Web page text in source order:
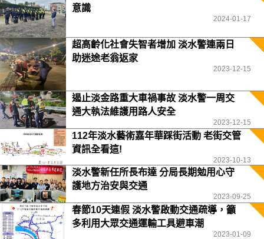
意識
2024-01-17
超高齡化社會失智者增加 淡水警連兩日
助迷途老翁返家
2023-12-15
遏止淡金路重大車禍事故 淡水警一周交
通大執法維護用路人安全
2023-12-15
112年淡水藝術嘉年華踩街活動 老街交管
資訊全看這!
2023-10-13
淡水警新任所長布達 分局長期勉用心守
護地方治安與交通
2023-09-25
春節10天連假 淡水警啟動交通疏導，籲
多利用大眾交通運輸工具避車潮
2023-01-09